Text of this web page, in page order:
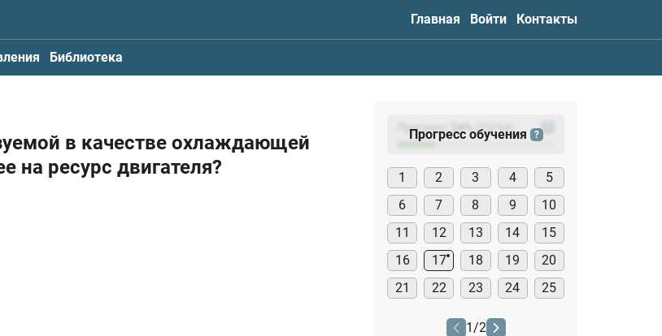
Главная Войти Контакты
Библиотека
в качестве охлаждающей
на ресурс двигателя?
Прогресс: (23
Прогресс обучения ?
1 2 3 4
5
6
7 8 9
10
11
12 13 14
15
16
17 18 19
20
21
22 23 24 25
1/2